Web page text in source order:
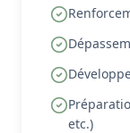
etc.)